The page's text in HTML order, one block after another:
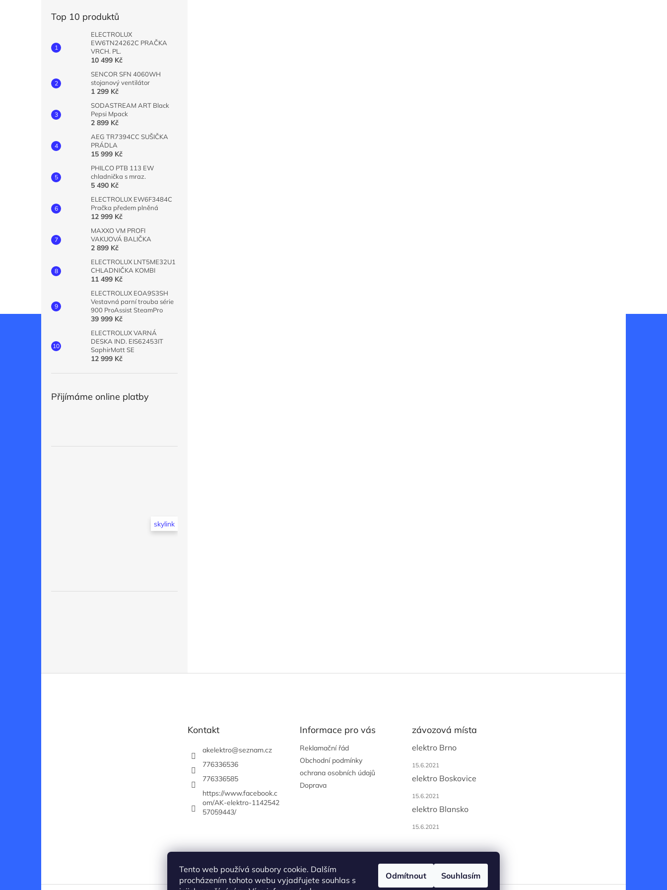
Tento web používá soubory cookie. Dalším
procházením tohoto webu vyjadřujete souhlas s
Odmítnout Souhlasím
Top 10 produktů
ELECTROLUX
EW6TN24262C PRAČKA
VRCH. PL.
10 499 Kč
SENCOR SFN 4060WH
stojanový ventilátor
1 299 Kč
SODASTREAM ART Black
Pepsi Mpack
2 899 Kč
AEG TR7394CC SUŠIČKA
PRÁDLA
15 999 Kč
PHILCO PTB 113 EW
chladnička s mraz.
5 490 Kč
ELECTROLUX EW6F3484C
Pračka předem plněná
12 999 Kč
MAXXO VM PROFI
VAKUOVÁ BALIČKA
2 899 Kč
ELECTROLUX LNT5ME32U1
CHLADNIČKA KOMBI
11 499 Kč
ELECTROLUX EOA9S3SH
Vestavná parní trouba série
900 ProAssist SteamPro
39 999 Kč
ELECTROLUX VARNÁ
DESKA IND. EIS62453IT
SaphirMatt SE
12 999 Kč
Přijímáme online platby
skylink
Kontakt
akelektro@seznam.cz
776336536
776336585
https://www.facebook.c
om/AK-elektro-1142542
57059443/
Informace pro vás
Reklamační řád
Obchodní podmínky
ochrana osobních údajů
Doprava
závozová místa
elektro Brno
15.6.2021
elektro Boskovice
15.6.2021
elektro Blansko
15.6.2021